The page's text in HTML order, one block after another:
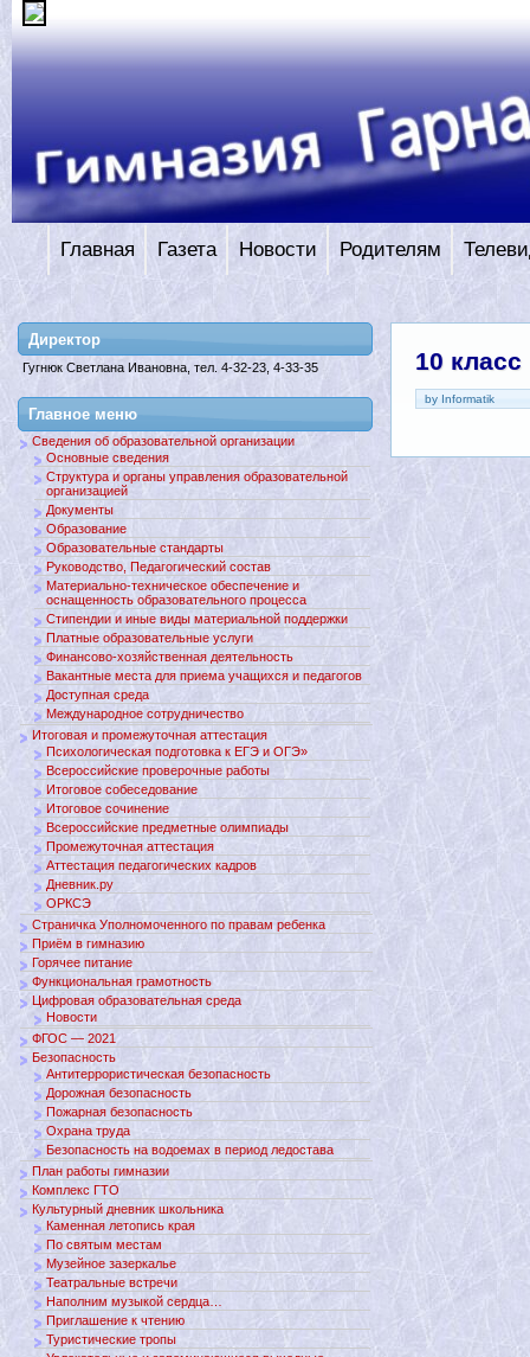
Главная Газета Новости Родителям
10 класс
by Informatik
Директор
Гугнюк Светлана Ивановна, тел. 4-32-23, 4-33-35
Главное меню
Сведения об образовательной организации
Основные сведения
Структура и органы управления образовательной
организацией
Документы
Образование
Образовательные стандарты
Руководство, Педагогический состав
Материально-техническое обеспечение и
оснащенность образовательного процесса
Стипендии и иные виды материальной поддержки
Платные образовательные услуги
Финансово-хозяйственная деятельность
Вакантные места для приема учащихся и педагогов
Доступная среда
Международное сотрудничество
Итоговая и промежуточная аттестация
Психологическая подготовка к ЕГЭ и ОГЭ»
Всероссийские проверочные работы
Итоговое собеседование
Итоговое сочинение
Всероссийские предметные олимпиады
Промежуточная аттестация
Аттестация педагогических кадров
Дневник.ру
ОРКСЭ
Страничка Уполномоченного по правам ребенка
Приём в гимназию
Горячее питание
Функциональная грамотность
Цифровая образовательная среда
Новости
ФГОС — 2021
Безопасность
Антитеррористическая безопасность
Дорожная безопасность
Пожарная безопасность
Охрана труда
Безопасность на водоемах в период ледостава
План работы гимназии
Комплекс ГТО
Культурный дневник школьника
Каменная летопись края
По святым местам
Музейное зазеркалье
Театральные встречи
Наполним музыкой сердца…
Приглашение к чтению
Туристические тропы